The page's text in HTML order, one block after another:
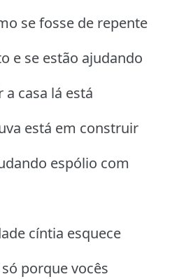
se fosse de repente
e se estão ajudando
casa lá está
está em construir
espólio com
cíntia esquece
porque vocês